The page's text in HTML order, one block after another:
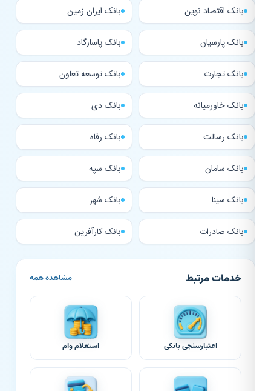
بانک اقتصاد نوین بانک ایران زمین
بانک پارسیان بانک پاسارگاد
بانک تجارت بانک توسعه تعاون
بانک خاورمیانه بانک دی
بانک رسالت بانک رفاه
بانک سامان بانک سپه
بانک سینا بانک شهر
بانک صادرات بانک کارآفرین
خدمات مرتبط مشاهده همه
اعتبارسنجی بانکی استعلام وام